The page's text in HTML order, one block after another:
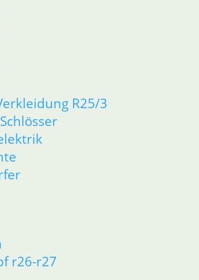
R25/3
r26-r27
für
32 Bing